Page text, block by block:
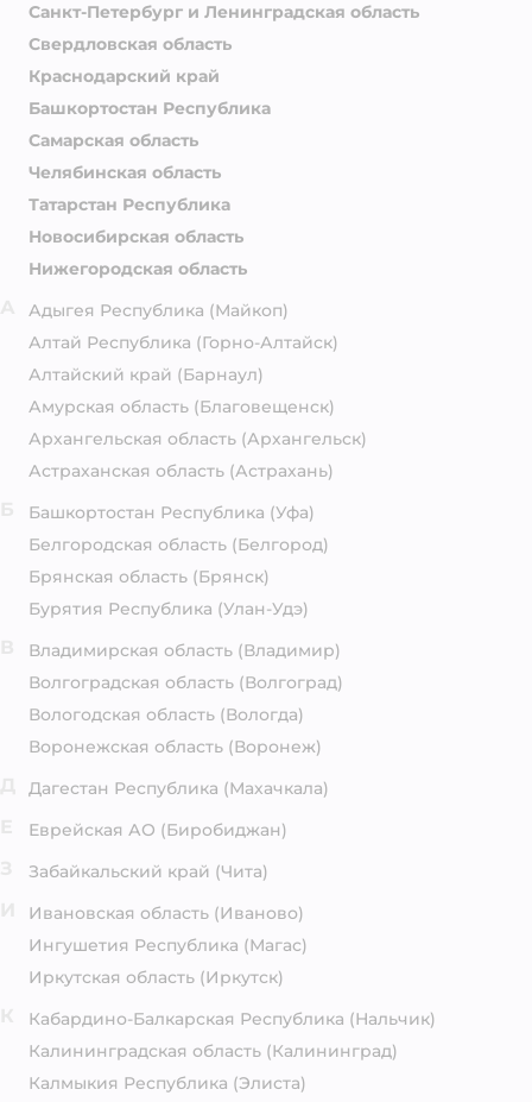
Санкт-Петербург и Ленинградская область
Свердловская область
Краснодарский край
Башкортостан Республика
Самарская область
Челябинская область
Татарстан Республика
Новосибирская область
Нижегородская область
Адыгея Республика (Майкоп)
Алтай Республика (Горно-Алтайск)
Алтайский край (Барнаул)
Амурская область (Благовещенск)
Архангельская область (Архангельск)
Астраханская область (Астрахань)
Башкортостан Республика (Уфа)
Белгородская область (Белгород)
Брянская область (Брянск)
Бурятия Республика (Улан-Удэ)
Владимирская область (Владимир)
Волгоградская область (Волгоград)
Вологодская область (Вологда)
Воронежская область (Воронеж)
Дагестан Республика (Махачкала)
Еврейская АО (Биробиджан)
Забайкальский край (Чита)
Ивановская область (Иваново)
Ингушетия Республика (Магас)
Иркутская область (Иркутск)
Кабардино-Балкарская Республика (Нальчик)
Калининградская область (Калининград)
Калмыкия Республика (Элиста)